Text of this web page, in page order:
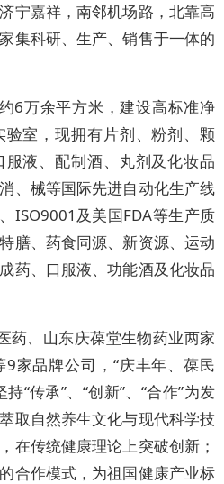
宁嘉祥，南邻机场路，北靠高
集科研、生产、销售于一体的
6万余平方米，建设高标准净
室，现拥有片剂、粉剂、颗
液、配制酒、丸剂及化妆品
、械等国际先进自动化生产线
ISO9001及美国FDA等生产质
膳、药食同源、新资源、运动
药、口服液、功能酒及化妆品
药、山东庆葆堂生物药业两家
家品牌公司，“庆丰年、葆民
“传承”、“创新”、“合作”为发
取自然养生文化与现代科学技
在传统健康理论上突破创新；
合作模式，为祖国健康产业标